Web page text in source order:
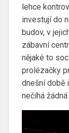
lehce
investují do
budov, v
zábavní
nějaké to
prolézačky
dnešní době
nečíhá